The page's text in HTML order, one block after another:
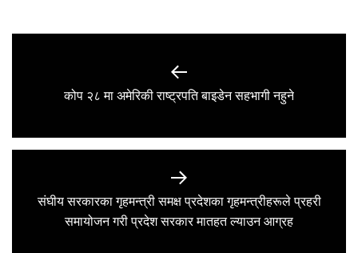
Previous
कोप २८ मा अमेरिकी राष्ट्रपति बाइडेन सहभागी नहुने
Next
post:
संघीय सरकारका गृहमन्त्री समक्ष प्रदेशका गृहमन्त्रीहरूले प्रहरी
समायोजन गरी प्रदेश सरकार मातहत ल्याउन आग्रह